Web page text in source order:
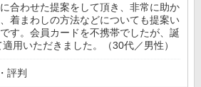
合わせた提案をして頂き、非常に助か
着まわしの方法などについても提案い
す。会員カードを不携帯でしたが、誕
用いただきました。（30代／男性）
評判